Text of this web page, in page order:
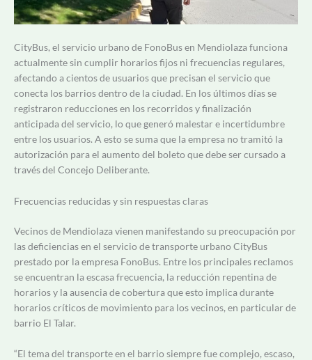
CityBus, el servicio urbano de FonoBus en Mendiolaza funciona
actualmente sin cumplir horarios fijos ni frecuencias regulares,
afectando a cientos de usuarios que precisan el servicio que
conecta los barrios dentro de la ciudad. En los últimos días se
registraron reducciones en los recorridos y finalización
anticipada del servicio, lo que generó malestar e incertidumbre
entre los usuarios. A esto se suma que la empresa no tramitó la
autorización para el aumento del boleto que debe ser cursado a
través del Concejo Deliberante.
Frecuencias reducidas y sin respuestas claras
Vecinos de Mendiolaza vienen manifestando su preocupación por
las deficiencias en el servicio de transporte urbano CityBus
prestado por la empresa FonoBus. Entre los principales reclamos
se encuentran la escasa frecuencia, la reducción repentina de
horarios y la ausencia de cobertura que esto implica durante
horarios críticos de movimiento para los vecinos, en particular de
barrio El Talar.
“El tema del transporte en el barrio siempre fue complejo, escaso,